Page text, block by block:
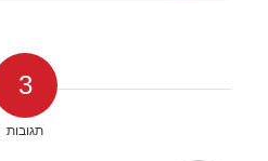
3
תגובות